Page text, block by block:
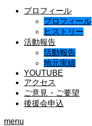
プロフィール
プロフィール
ヒストリー
活動報告
活動報告
地元実績
YOUTUBE
アクセス
ご意見・ご要望
後援会申込
menu